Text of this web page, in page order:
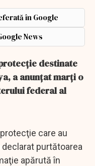
în Google
News
destinate
a anunţat marţi o
federal al
care au
purtătoarea
apărută în